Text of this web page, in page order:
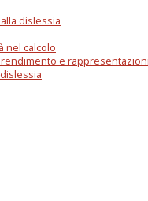
dislessia
nel calcolo
e